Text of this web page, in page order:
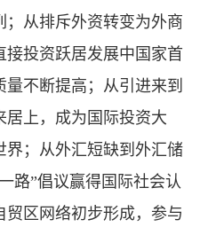
；从排斥外资转变为外商
投资跃居发展中国家首
不断提高；从引进来到
居上，成为国际投资大
界；从外汇短缺到外汇储
路”倡议赢得国际社会认
贸区网络初步形成，参与